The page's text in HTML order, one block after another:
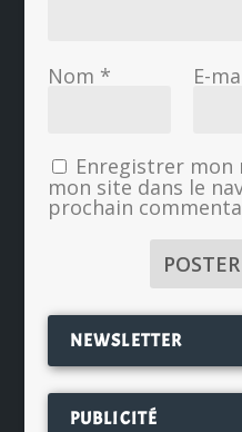
Nom * E-
Enregistrer mon
mon site dans le
prochain
NEWSLETTER
PUBLICITÉ